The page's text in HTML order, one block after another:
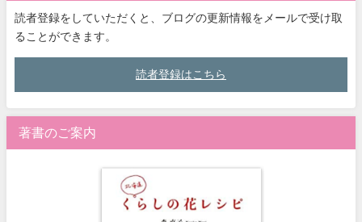
読者登録をしていただくと、ブログの更新情報をメールで受け取
ることができます。
読者登録はこちら
著書のご案内